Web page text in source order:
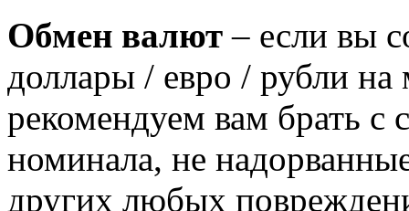
Обмен валют – если вы
доллары / евро / рубли
рекомендуем вам брать
номинала, не
других любых